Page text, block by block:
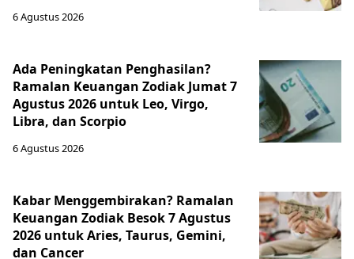
6 Agustus 2026
Ada Peningkatan Penghasilan?
Ramalan Keuangan Zodiak Jumat 7
Agustus 2026 untuk Leo, Virgo,
Libra, dan Scorpio
6 Agustus 2026
Kabar Menggembirakan? Ramalan
Keuangan Zodiak Besok 7 Agustus
2026 untuk Aries, Taurus, Gemini,
dan Cancer